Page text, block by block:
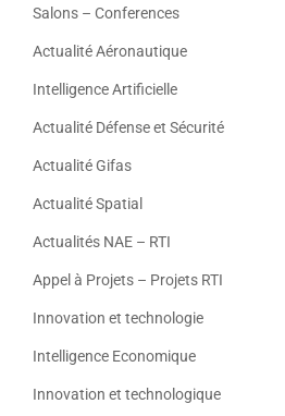
Salons – Conferences
Actualité Aéronautique
Intelligence Artificielle
Actualité Défense et Sécurité
Actualité Gifas
Actualité Spatial
Actualités NAE – RTI
Appel à Projets – Projets RTI
Innovation et technologie
Intelligence Economique
Innovation et technologique